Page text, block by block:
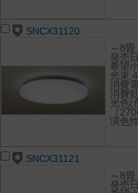
SNCX31120
～8畳
発売
希望
光束
消費
消費
光色(
（
演色
SNCX31121
～8畳
発売